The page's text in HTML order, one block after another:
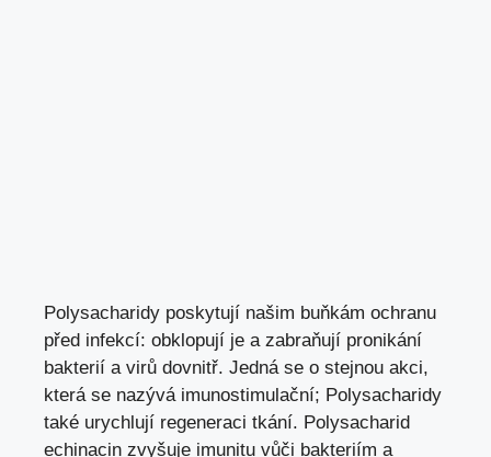
Polysacharidy poskytují našim buňkám ochranu
před infekcí: obklopují je a zabraňují pronikání
bakterií a virů dovnitř. Jedná se o stejnou akci,
která se nazývá imunostimulační; Polysacharidy
také urychlují regeneraci tkání. Polysacharid
echinacin zvyšuje imunitu vůči bakteriím a